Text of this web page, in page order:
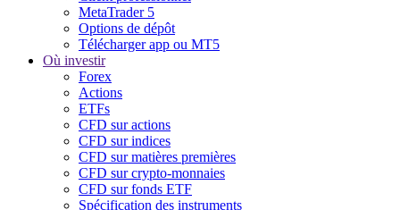
MetaTrader 5
Options de dépôt
Télécharger app ou MT5
Où investir
Forex
Actions
ETFs
CFD sur actions
CFD sur indices
CFD sur matières premières
CFD sur crypto-monnaies
CFD sur fonds ETF
Spécification des instruments